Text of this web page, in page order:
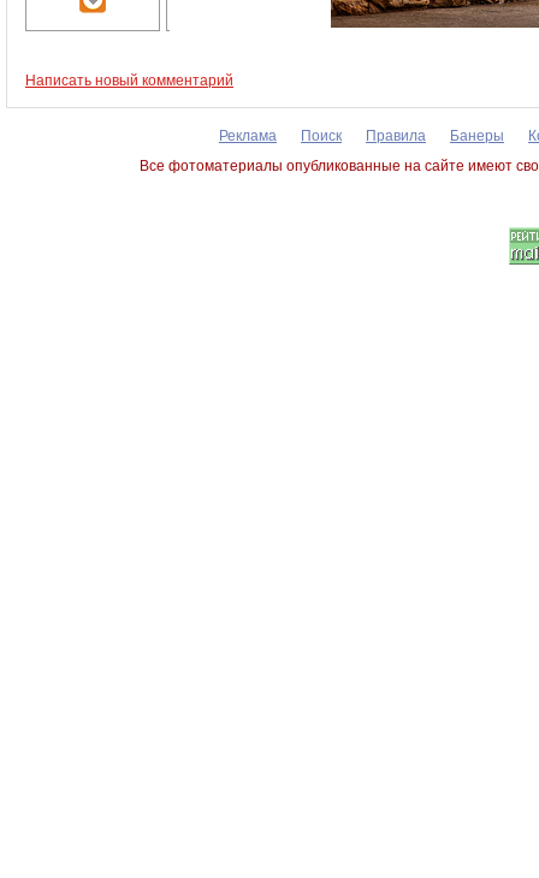
Написать новый комментарий
Реклама Поиск Правила Банеры
Все фотоматериалы опубликованные на сайте имеют